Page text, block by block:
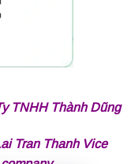
TNHH Thành Dũng
Tran Thanh Vice